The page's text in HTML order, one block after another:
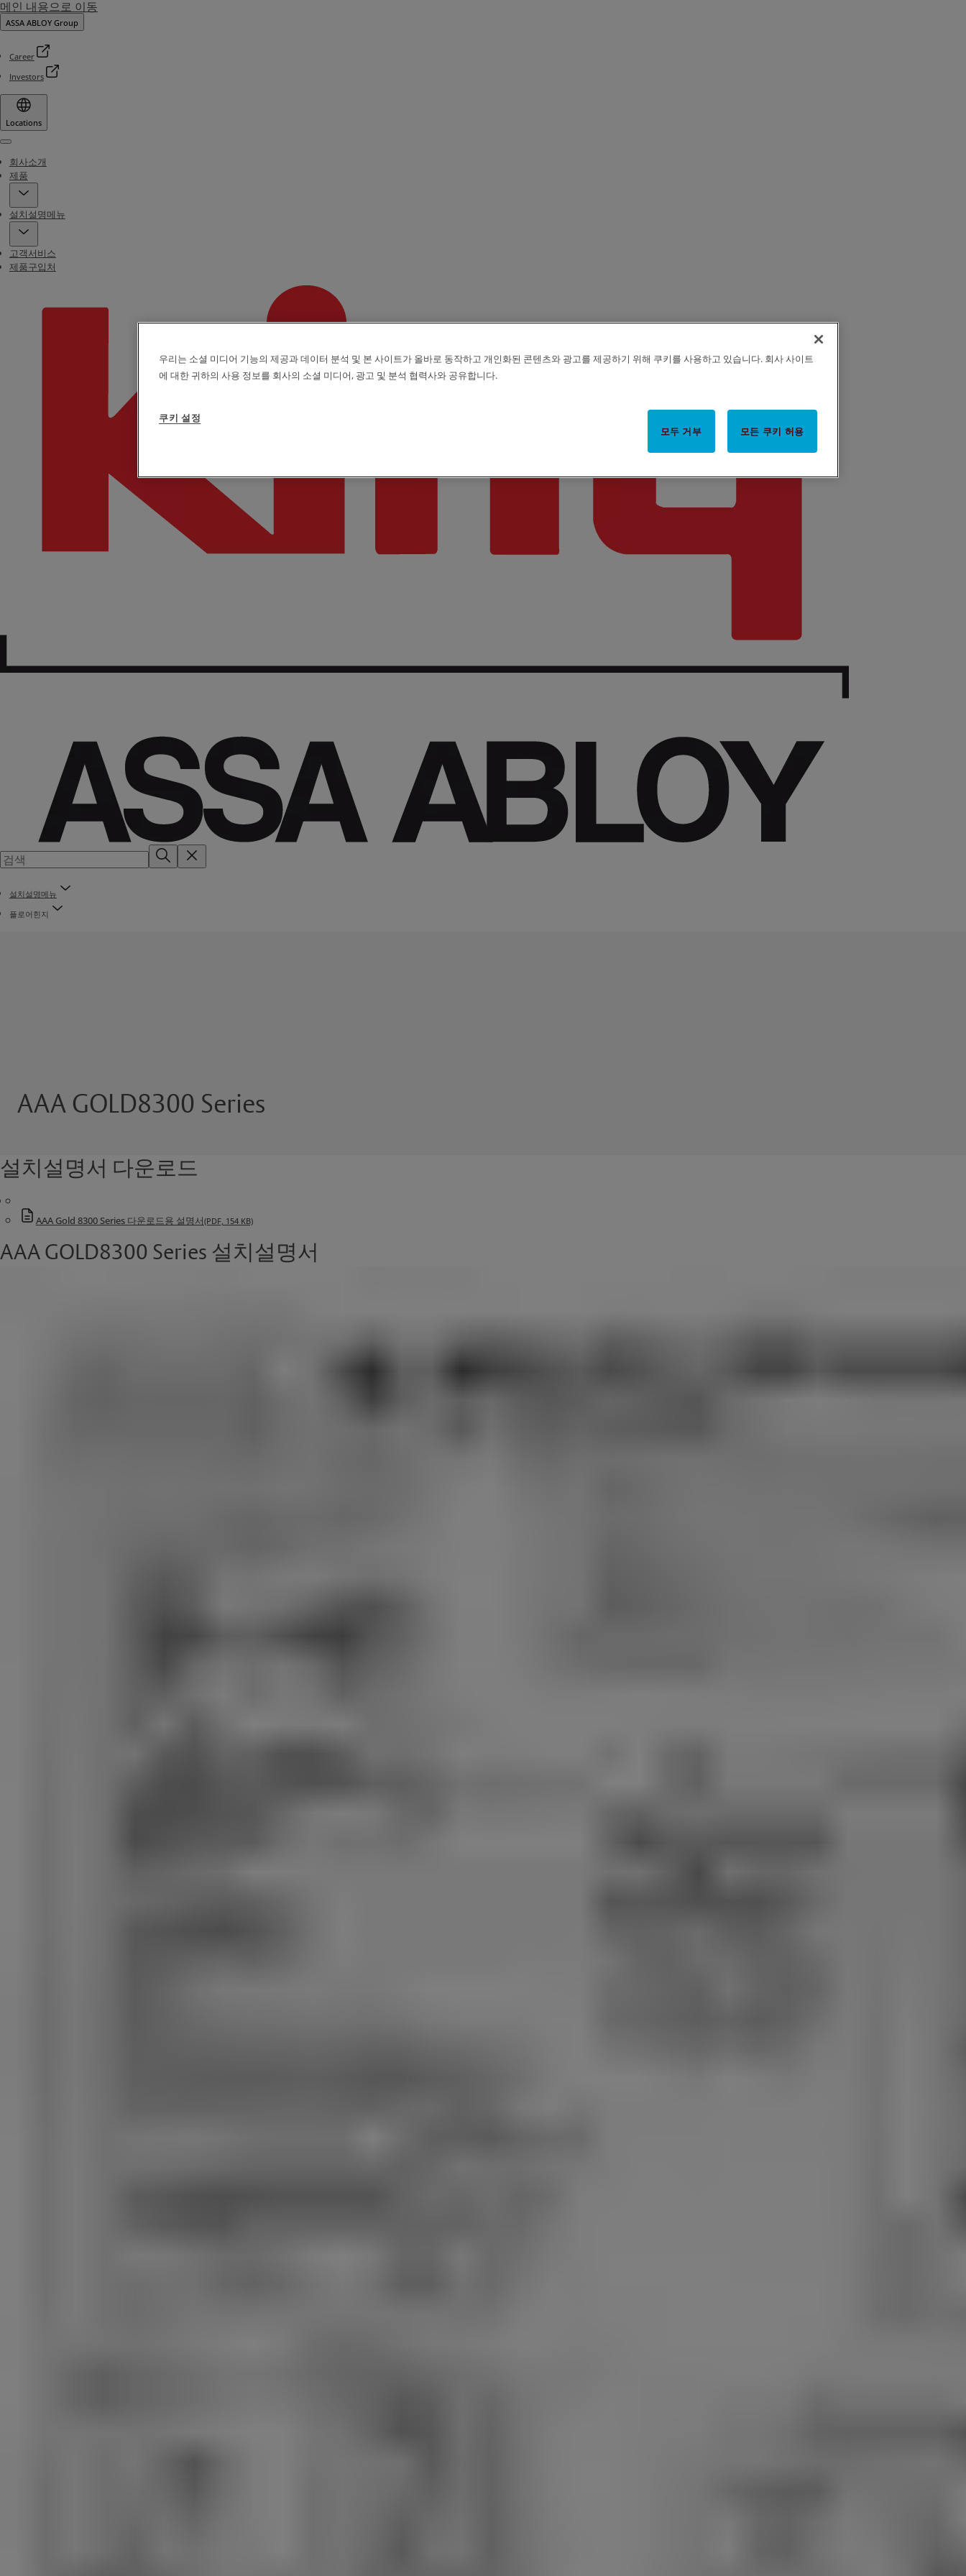
메인 내용으로 이동
ASSA ABLOY Group
Career
Investors
Locations
Menu
회사소개
제품
설치설명메뉴
고객서비스
제품구입처
설치설명메뉴
플로어힌지
AAA GOLD8300 Series
설치설명서 다운로드
AAA Gold 8300 Series 다운로드용 설명서(PDF, 154 KB)
AAA GOLD8300 Series 설치설명서
우리는 소셜 미디어 기능의 제공과 데이터 분석 및 본 사이트가 올바로 동작하고 개인화된 콘텐츠와 광고를 제공하기 위해 쿠키를 사용하고 있습니다. 회사 사이트
에 대한 귀하의 사용 정보를 회사의 소셜 미디어, 광고 및 분석 협력사와 공유합니다.
모두 거부 모든 쿠키 허용
쿠키 설정